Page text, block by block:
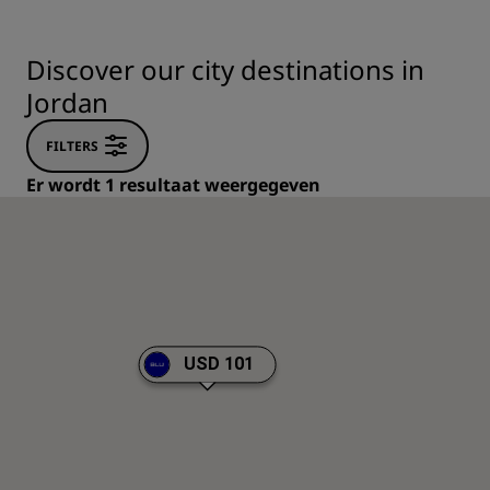
Discover our city destinations in
Jordan
FILTERS
Er wordt 1 resultaat weergegeven
USD 101